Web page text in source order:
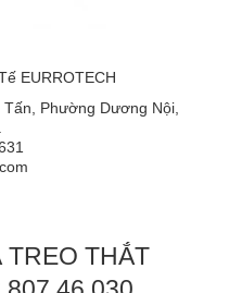
EURROTECH
Phường Dương Nội,
TREO THẮT